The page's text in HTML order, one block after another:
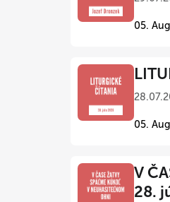
05.
05.
V
28.